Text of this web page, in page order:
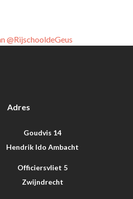
@RijschooldeGeus
Adres
Goudvis 14
Hendrik Ido Ambacht
Officiersvliet 5
Zwijndrecht